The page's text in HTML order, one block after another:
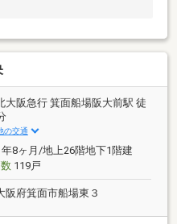
大阪急行 箕面船場阪大前駅 徒
の交通
8ヶ月/地上26階地下1階建
119戸
阪府箕面市船場東３